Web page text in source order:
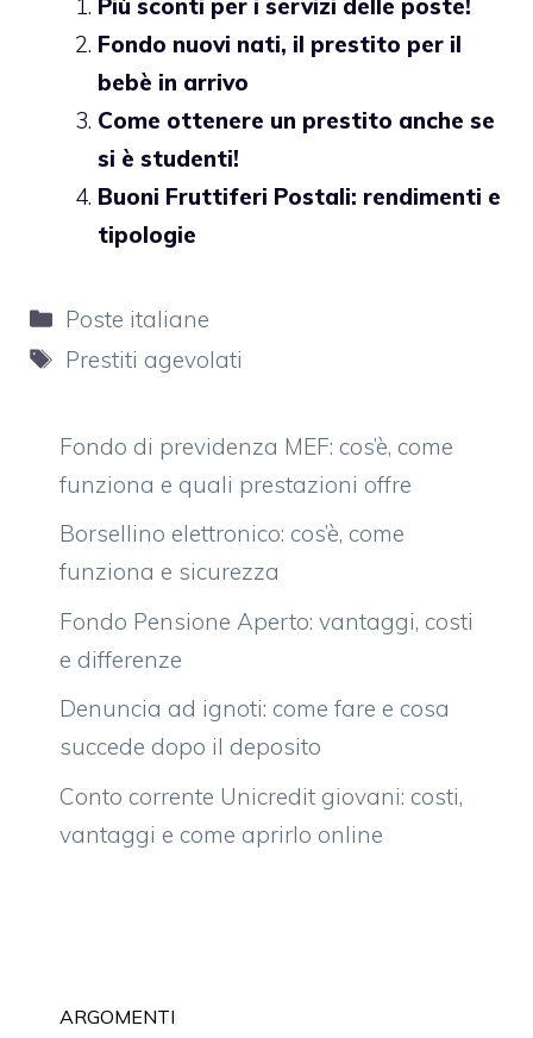
Fondo nuovi nati, il prestito per il
bebè in arrivo
Come ottenere un prestito anche se
si è studenti!
Buoni Fruttiferi Postali: rendimenti e
tipologie
Categorie
Poste italiane
Tag
Prestiti agevolati
Fondo di previdenza MEF: cos’è, come
funziona e quali prestazioni offre
Borsellino elettronico: cos’è, come
funziona e sicurezza
Fondo Pensione Aperto: vantaggi, costi
e differenze
Denuncia ad ignoti: come fare e cosa
succede dopo il deposito
Conto corrente Unicredit giovani: costi,
vantaggi e come aprirlo online
ARGOMENTI